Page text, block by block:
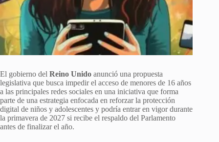
El gobierno del Reino Unido anunció una propuesta
legislativa que busca impedir el acceso de menores de 16 años
a las principales redes sociales en una iniciativa que forma
parte de una estrategia enfocada en reforzar la protección
digital de niños y adolescentes y podría entrar en vigor durante
la primavera de 2027 si recibe el respaldo del Parlamento
antes de finalizar el año.